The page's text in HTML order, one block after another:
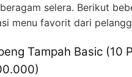
selera. Berikut
menu favorit dari
Tampah Basic (10